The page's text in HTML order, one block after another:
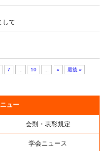
ュー
会則・表彰規定
学会ニュース
して
7 ... 10 ... » 最後 »